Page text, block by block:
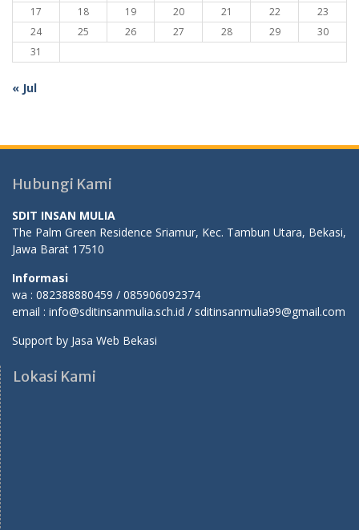
17
18 19 20 21 22
23
24
25 26 27 28 29
30
31
« Jul
Hubungi Kami
SDIT INSAN MULIA
The Palm Green Residence Sriamur, Kec. Tambun Utara, Bekasi,
Jawa Barat 17510
Informasi
wa : 082388880459 / 085906092374
email : info@sditinsanmulia.sch.id / sditinsanmulia99@gmail.com
Support by Jasa Web Bekasi
Lokasi Kami